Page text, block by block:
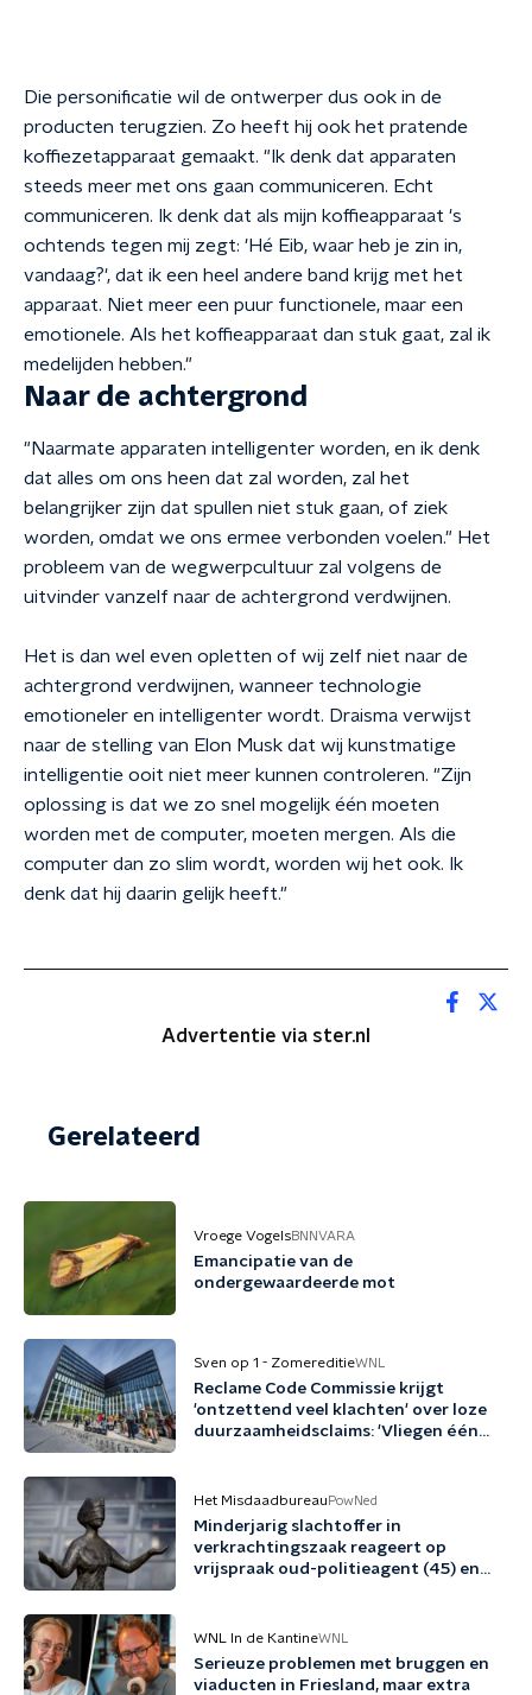
Die personificatie wil de ontwerper dus ook in de
producten terugzien. Zo heeft hij ook het pratende
koffiezetapparaat gemaakt. "Ik denk dat apparaten
steeds meer met ons gaan communiceren. Echt
communiceren. Ik denk dat als mijn koffieapparaat 's
ochtends tegen mij zegt: 'Hé Eib, waar heb je zin in,
vandaag?', dat ik een heel andere band krijg met het
apparaat. Niet meer een puur functionele, maar een
emotionele. Als het koffieapparaat dan stuk gaat, zal ik
medelijden hebben."
Naar de achtergrond
"Naarmate apparaten intelligenter worden, en ik denk
dat alles om ons heen dat zal worden, zal het
belangrijker zijn dat spullen niet stuk gaan, of ziek
worden, omdat we ons ermee verbonden voelen." Het
probleem van de wegwerpcultuur zal volgens de
uitvinder vanzelf naar de achtergrond verdwijnen.
Het is dan wel even opletten of wij zelf niet naar de
achtergrond verdwijnen, wanneer technologie
emotioneler en intelligenter wordt. Draisma verwijst
naar de stelling van Elon Musk dat wij kunstmatige
intelligentie ooit niet meer kunnen controleren. "Zijn
oplossing is dat we zo snel mogelijk één moeten
worden met de computer, moeten mergen. Als die
computer dan zo slim wordt, worden wij het ook. Ik
denk dat hij daarin gelijk heeft."
Advertentie via ster.nl
Gerelateerd
Vroege VogelsBNNVARA
Emancipatie van de
ondergewaardeerde mot
Sven op 1 - ZomereditieWNL
Reclame Code Commissie krijgt
'ontzettend veel klachten' over loze
duurzaamheidsclaims: 'Vliegen één
Het Misdaadbureau PowNed
Minderjarig slachtoffer in
verkrachtingszaak reageert op
vrijspraak oud-politieagent (45) en
WNL In de KantineWNL
Serieuze problemen met bruggen en
viaducten in Friesland, maar extra